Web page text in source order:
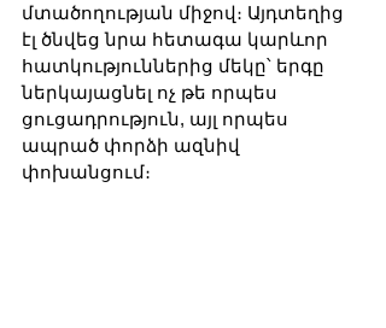
մտածողության միջով։ Այդտեղից
էլ ծնվեց նրա հետագա կարևոր
հատկություններից մեկը՝ երգը
ներկայացնել ոչ թե որպես
ցուցադրություն, այլ որպես
ապրած փորձի ազնիվ
փոխանցում։